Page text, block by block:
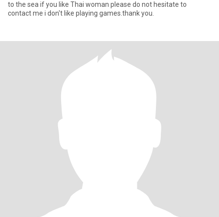
to the sea if you like Thai woman please do not hesitate to
contact me i don't like playing games.thank you.